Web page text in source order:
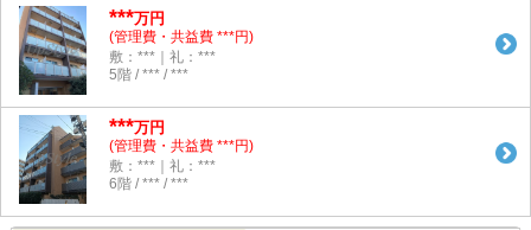
***万円
(管理費・共益費 ***円)
敷：***｜礼：***
5階 / *** / ***
***万円
(管理費・共益費 ***円)
敷：***｜礼：***
6階 / *** / ***